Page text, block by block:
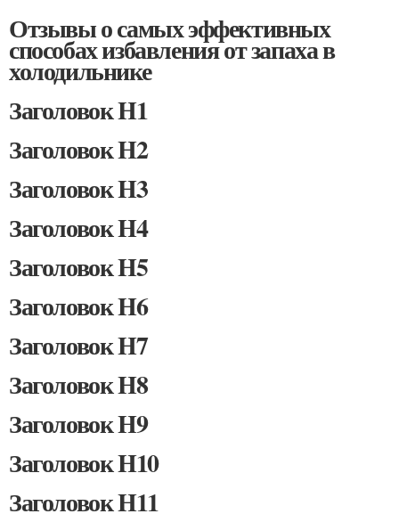
Отзывы о самых эффективных
способах избавления от запаха в
холодильнике
Заголовок H1
Заголовок H2
Заголовок H3
Заголовок H4
Заголовок H5
Заголовок H6
Заголовок H7
Заголовок H8
Заголовок H9
Заголовок H10
Заголовок H11